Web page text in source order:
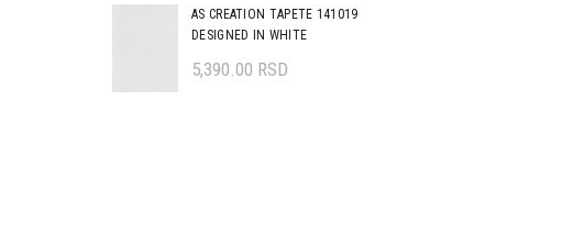
AS CREATION TAPETE 141019
DESIGNED IN WHITE
5,390.00 RSD